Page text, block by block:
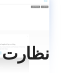
نظارت